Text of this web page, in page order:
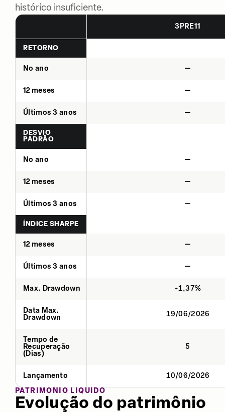
histórico insuficiente.
3PRE11
RETORNO
No ano —
12 meses —
Últimos 3 anos —
DESVIO
PADRÃO
No ano —
12 meses —
Últimos 3 anos —
ÍNDICE SHARPE
12 meses —
Últimos 3 anos —
Max. Drawdown -1,37%
Data Max.
Drawdown
19/06/2026
Tempo de
Recuperação
(Dias)
5
Lançamento
10/06/2026
PATRIMÔNIO LÍQUIDO
Evolução do patrimônio